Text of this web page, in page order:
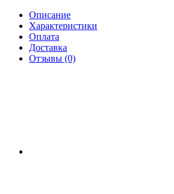
Описание
Характеристики
Оплата
Доставка
Отзывы (0)